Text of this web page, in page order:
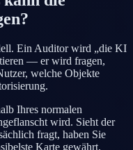
Ein Auditor wird „die KI
— er wird fragen,
welche Objekte
Ihres normalen
wird. Sieht der
fragt, haben Sie
Karte gewährt.